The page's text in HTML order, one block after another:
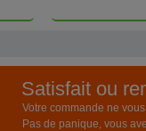
Satisfait ou
Votre commande ne
Pas de panique, vous